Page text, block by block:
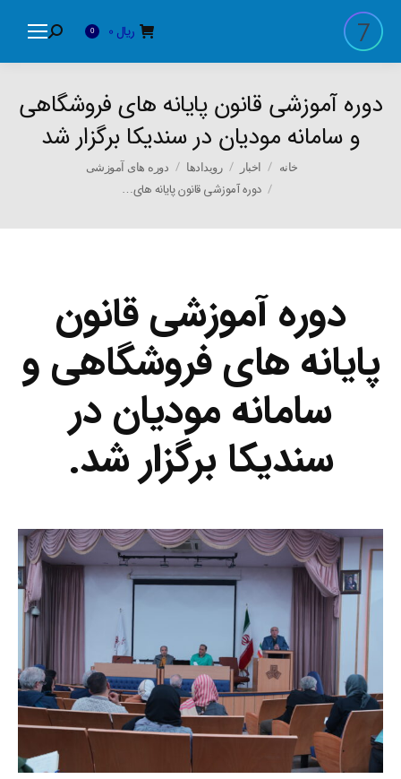
ریال 0
Search:
دوره آموزشی قانون پایانه های فروشگاهی
و سامانه مودیان در سندیکا برگزار شد
خانه اخبار رویدادها دوره های آموزشی
دوره آموزشی قانون پایانه های…
دوره آموزشی قانون
پایانه های فروشگاهی و
سامانه مودیان در
سندیکا برگزار شد.